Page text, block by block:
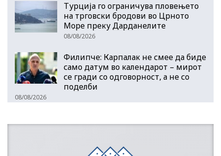
Турција го ограничува пловењето
на трговски бродови во Црното
Море преку Дарданелите
08/08/2026
Филипче: Карпалак не смее да биде
само датум во календарот – мирот
се гради со одговорност, а не со
поделби
08/08/2026